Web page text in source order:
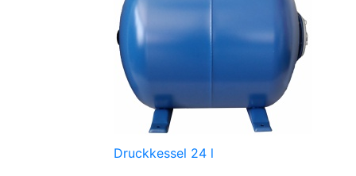
Druckkessel 24 l